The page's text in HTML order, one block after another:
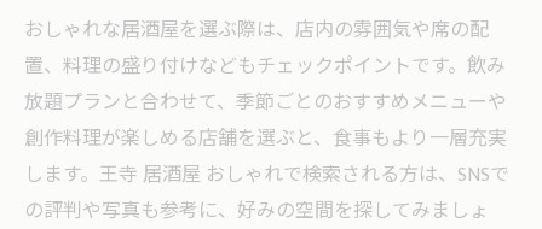
おしゃれな居酒屋を選ぶ際は、店内の雰囲気や席の配
置、料理の盛り付けなどもチェックポイントです。飲み
放題プランと合わせて、季節ごとのおすすめメニューや
創作料理が楽しめる店舗を選ぶと、食事もより一層充実
します。王寺 居酒屋 おしゃれで検索される方は、SNSで
の評判や写真も参考に、好みの空間を探してみましょ